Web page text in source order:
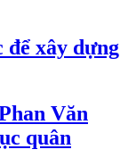
để xây dựng
Văn
quân